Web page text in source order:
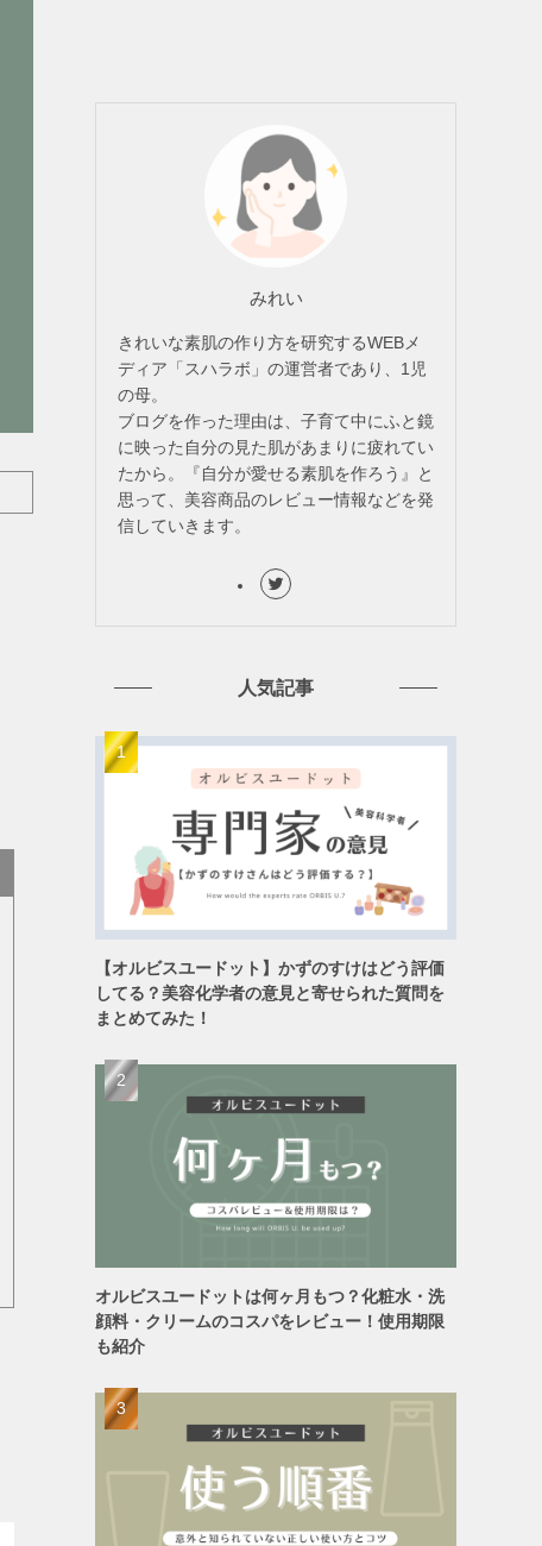
みれい
きれいな素肌の作り方を研究するWEBメ
ディア「スハラボ」の運営者であり、1児
の母。
ブログを作った理由は、子育て中にふと鏡
に映った自分の見た肌があまりに疲れてい
たから。『自分が愛せる素肌を作ろう』と
思って、美容商品のレビュー情報などを発
信していきます。
人気記事
【オルビスユードット】かずのすけはどう評価
してる？美容化学者の意見と寄せられた質問を
まとめてみた！
オルビスユードットは何ヶ月もつ？化粧水・洗
顔料・クリームのコスパをレビュー！使用期限
も紹介